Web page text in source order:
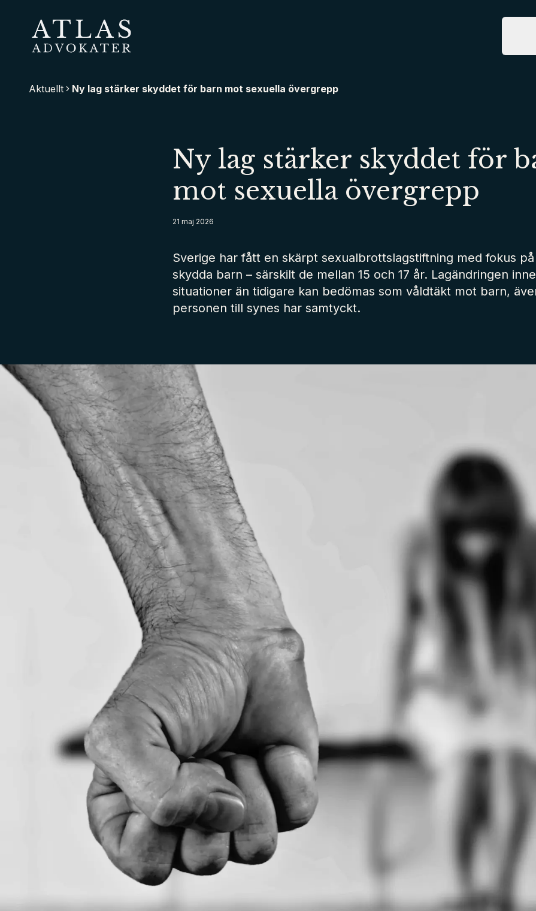
Hoppa
till
huvudinnehåll
Aktuellt Ny lag stärker skyddet för barn mot sexuella övergrepp
Ny lag stärker skyddet för
mot sexuella övergrepp
21 maj 2026
Sverige har fått en skärpt sexualbrottslagstiftning med fokus
skydda barn – särskilt de mellan 15 och 17 år. Lagändringen
situationer än tidigare kan bedömas som våldtäkt mot barn,
personen till synes har samtyckt.